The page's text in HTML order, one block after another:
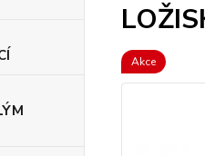
Akce